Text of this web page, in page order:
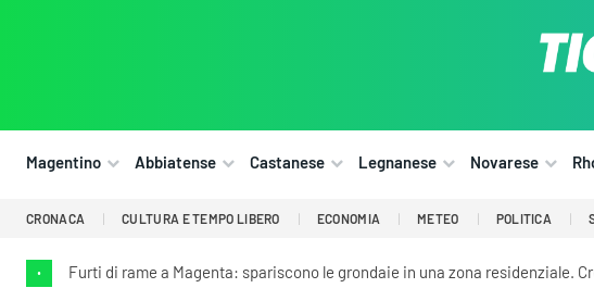
Magentino Abbiatense Castanese Legnanese Novarese
CRONACA CULTURA E TEMPO LIBERO ECONOMIA METEO POLITICA
• Furti di rame a Magenta: spariscono le grondaie in una zona residenziale.